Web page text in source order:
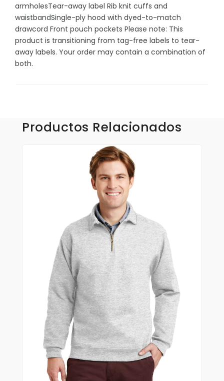
Xiaomi
Accesorios
Camisas Outdoors
Indumentaria Mundialista
Jackets
Juniors
Juvenil
Maletines
Mujeres
Niños
Pantalones
Polos
armholesTear-away label Rib knit cuffs and
waistbandSingle-ply hood with dyed-to-match
drawcord Front pouch pockets Please note: This
product is transitioning from tag-free labels to tear-
away labels. Your order may contain a combination of
both.
Productos Relacionados